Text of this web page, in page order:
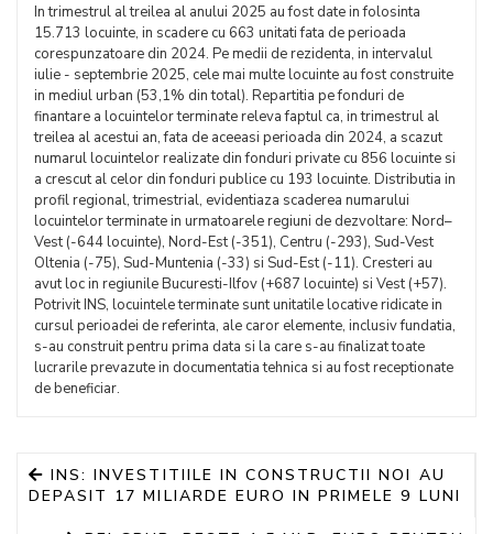
In trimestrul al treilea al anului 2025 au fost date in folosinta
15.713 locuinte, in scadere cu 663 unitati fata de perioada
corespunzatoare din 2024. Pe medii de rezidenta, in intervalul
iulie - septembrie 2025, cele mai multe locuinte au fost construite
in mediul urban (53,1% din total). Repartitia pe fonduri de
finantare a locuintelor terminate releva faptul ca, in trimestrul al
treilea al acestui an, fata de aceeasi perioada din 2024, a scazut
numarul locuintelor realizate din fonduri private cu 856 locuinte si
a crescut al celor din fonduri publice cu 193 locuinte. Distributia in
profil regional, trimestrial, evidentiaza scaderea numarului
locuintelor terminate in urmatoarele regiuni de dezvoltare: Nord–
Vest (-644 locuinte), Nord-Est (-351), Centru (-293), Sud-Vest
Oltenia (-75), Sud-Muntenia (-33) si Sud-Est (-11). Cresteri au
avut loc in regiunile Bucuresti-Ilfov (+687 locuinte) si Vest (+57).
Potrivit INS, locuintele terminate sunt unitatile locative ridicate in
cursul perioadei de referinta, ale caror elemente, inclusiv fundatia,
s-au construit pentru prima data si la care s-au finalizat toate
lucrarile prevazute in documentatia tehnica si au fost receptionate
de beneficiar.
INS: INVESTITIILE IN CONSTRUCTII NOI AU
DEPASIT 17 MILIARDE EURO IN PRIMELE 9 LUNI